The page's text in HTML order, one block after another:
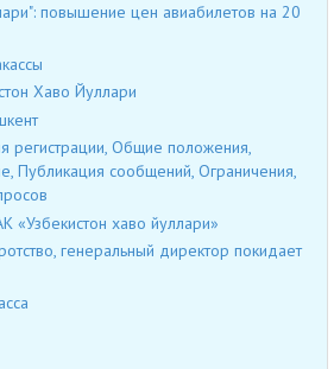
повышение цен авиабилетов на 20
Хаво Йуллари
регистрации, Общие положения,
Публикация сообщений, Ограничения,
«Узбекистон хаво йуллари»
генеральный директор покидает